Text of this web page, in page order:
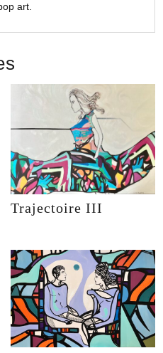
art.
Trajectoire III